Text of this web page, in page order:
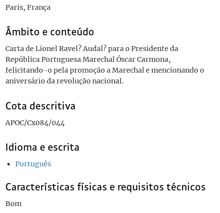
Paris, França
Âmbito e conteúdo
Carta de Lionel Ravel? Audal? para o Presidente da
República Portuguesa Marechal Óscar Carmona,
felicitando-o pela promoção a Marechal e mencionando o
aniversário da revolução nacional.
Cota descritiva
APOC/Cx084/044
Idioma e escrita
Português
Características físicas e requisitos técnicos
Bom